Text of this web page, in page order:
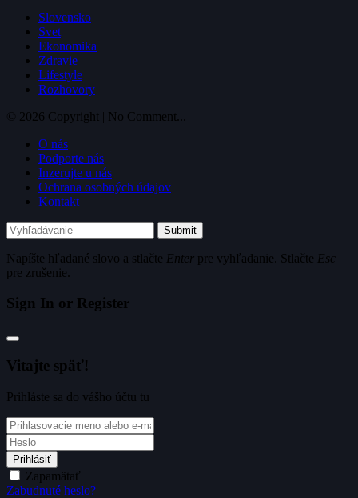
Slovensko
Svet
Ekonomika
Zdravie
Lifestyle
Rozhovory
© 2026 Copyright | No Comment...
O nás
Podporte nás
Inzerujte u nás
Ochrana osobných údajov
Kontakt
Submit
Napíšte hľadané slovo a stlačte Enter pre vyhľadanie. Stlačte Esc
pre zrušenie.
Sign In or Register
Vitajte späť!
Prihláste sa do vášho účtu tu
Prihlásiť
Zapamätať
Zabudnuté heslo?